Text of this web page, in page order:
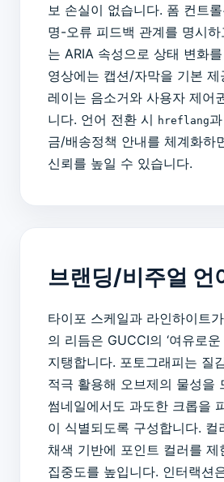
보 손실이 없습니다. 폼 컨트
명-오류 피드백 관계를 명시
는 ARIA 속성으로 상태 변화
영상에는 캡션/자막을 기본 제
레이는 음소거와 사용자 제어
니다. 언어 전환 시 hreflang
금/배송정책 안내를 체계화하
신뢰를 높일 수 있습니다.
브랜딩/비주얼 언
타이포 스케일과 라인하이트
의 리듬은 GUCCI의 ‘여유로운
지탱합니다. 포토그래피는 질
적극 활용해 오브제의 물성을
썸네일에서도 과도한 크롭을
이 식별되도록 구성합니다. 컬
채색 기반에 포인트 컬러를 제
집중도를 높입니다. 인터랙션